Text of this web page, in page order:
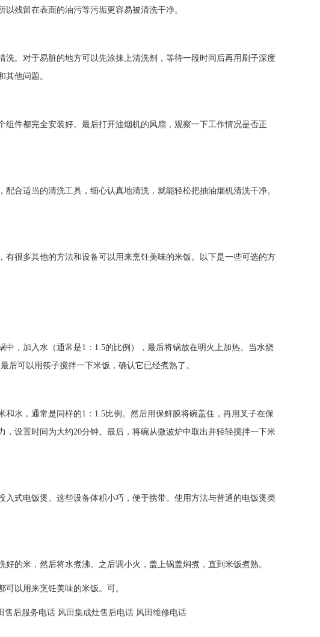
残留在表面的油污等污垢更容易被清洗干净。
。对于易脏的地方可以先涂抹上清洗剂，等待一段时间后再用刷子深度
他问题。
件都完全安装好。最后打开油烟机的风扇，观察一下工作情况是否正
合适当的清洗工具，细心认真地清洗，就能轻松把抽油烟机清洗干净。
很多其他的方法和设备可以用来烹饪美味的米饭。以下是一些可选的方
，加入水（通常是1：1.5的比例），最后将锅放在明火上加热。当水烧
后可以用筷子搅拌一下米饭，确认它已经煮熟了。
水，通常是同样的1：1.5比例。然后用保鲜膜将碗盖住，再用叉子在保
设置时间为大约20分钟。最后，将碗从微波炉中取出并轻轻搅拌一下米
式电饭煲。这些设备体积小巧，便于携带。使用方法与普通的电饭煲类
的米，然后将水煮沸。之后调小火，盖上锅盖焖煮，直到米饭煮熟。
以用来烹饪美味的米饭。可。
售后服务电话 风田集成灶售后电话 风田维修电话